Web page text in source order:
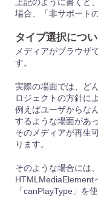
上記のように書くと
場合、「非サポート
タイプ選択につ
メディアがブラウザ
す。
実際の場面では、ど
ロジェクトの方針に
例えばユーザからな
するような場面があ
そのメディアが再生
ります。
そのような場合には、
HTMLMediaElement
「canPlayType」を